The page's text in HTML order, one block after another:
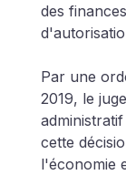
des
Par une
2019, le
cette
l'économie